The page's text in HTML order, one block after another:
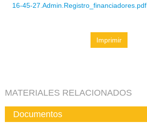
16-45-27.Admin.Registro_financiadores.pdf
Imprimir
MATERIALES RELACIONADOS
Documentos